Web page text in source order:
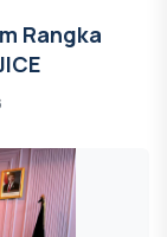
Rangka